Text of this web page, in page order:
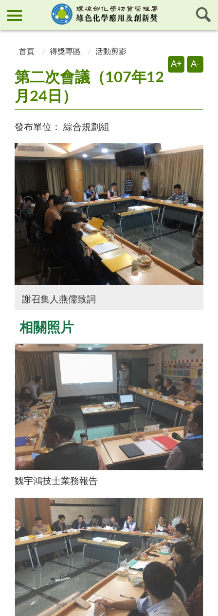
首頁 得獎專區 活動剪影
A+ A-
第二次會議（107年12
月24日）
發布單位： 綜合規劃組
謝召集人燕儒致詞
相關照片
魏宇鴻技士業務報告